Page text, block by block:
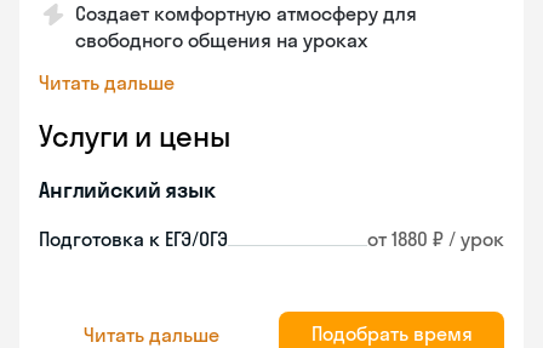
Создает комфортную атмосферу для
свободного общения на уроках
Читать дальше
Услуги и цены
Английский язык
Подготовка к ЕГЭ/ОГЭ от 1880 ₽ / урок
Читать дальше Подобрать время